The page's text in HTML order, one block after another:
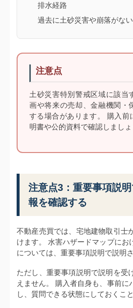
排水経路
過去に土砂災害や崩落がな
注意点
土砂災害特別警戒区域に該当
画や将来の売却、金融機関・
する場合があります。 購入前
明書や公的資料で確認しましょ
注意点3：重要事項説
報を確認する
不動産売買では、宅地建物取引士
けます。 水害ハザードマップにお
については、重要事項説明で説明さ
ただし、重要事項説明で説明を受
えません。 購入者自身も、事前に
し、質問できる状態にしておくこ